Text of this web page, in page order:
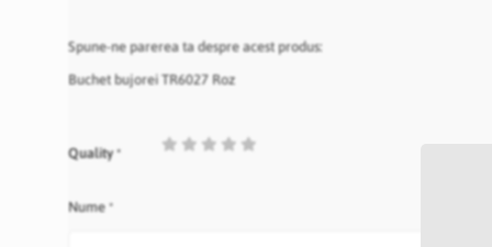
Spune-ne parerea ta despre acest produs:
Buchet bujorei TR6027 Roz
Quality
1
2
3
4
Nume